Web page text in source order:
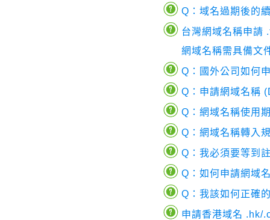
Q：域名過期後的
台灣網域名稱申
網域名稱需具備文
Q：國外公司如何
Q：申請網域名稱
Q：網域名稱使用
Q：網域名稱轉入
Q：我必須要等到
Q：如何申請網域
Q：我該如何正確
申請香港域名 .hk/